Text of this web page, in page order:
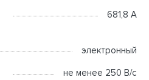
681,8 А
электронный
не менее 250 В/с